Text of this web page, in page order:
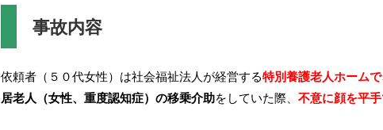
事故内容
依頼者（５０代女性）は社会福祉法人が経営する特別養護老人ホーム
居老人（女性、重度認知症）の移乗介助をしていた際、 不意に顔を平